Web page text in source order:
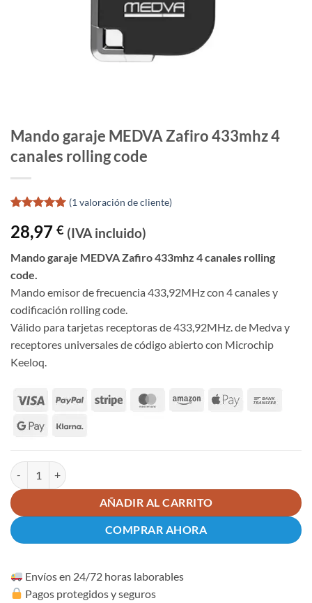
Mando garaje MEDVA Zafiro 433mhz 4
canales rolling code
con 5de 5
en base a
valoración
de un
cliente
(1 valoración de cliente)
28,97 € (IVA incluido)
Mando garaje MEDVA Zafiro 433mhz 4 canales rolling
code.
Mando emisor de frecuencia 433,92MHz con 4 canales y
codificación rolling code.
Válido para tarjetas receptoras de 433,92MHz. de Medva y
receptores universales de código abierto con Microchip
Keeloq.
Mando garaje MEDVA Zafiro 433mhz 4 canales rolling code cantidad
AÑADIR AL CARRITO
COMPRAR AHORA
Envíos en 24/72 horas laborables
Pagos protegidos y seguros